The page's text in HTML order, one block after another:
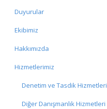
Duyurular
Ekibimiz
Hakkımızda
Hizmetlerimiz
Denetim ve Tasdik Hizmetleri
Diğer Danışmanlık Hizmetleri